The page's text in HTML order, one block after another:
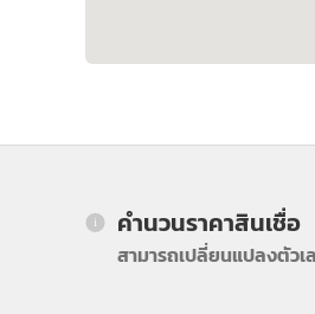
คำนวนราคาสินเชื่อ
สามารถเปลี่ยนแปลงตัว